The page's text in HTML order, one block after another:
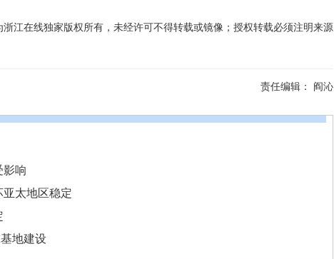
江在线独家版权所有，未经许可不得转载或镜像；授权转载必须注明来源
责任编辑： 阎沁
影响
太地区稳定
地建设